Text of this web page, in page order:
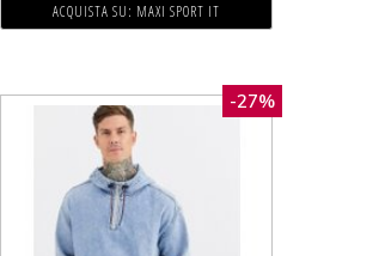
ACQUISTA SU: MAXI SPORT IT
-27%